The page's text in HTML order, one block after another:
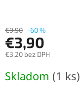
€9,90 –60 %
€3,90
€3,20 bez DPH
cena:
Skladom (1 ks)